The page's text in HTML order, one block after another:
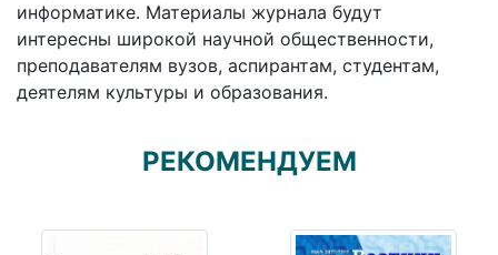
информатике. Материалы журнала будут
интересны широкой научной общественности,
преподавателям вузов, аспирантам, студентам,
деятелям культуры и образования.
РЕКОМЕНДУЕМ